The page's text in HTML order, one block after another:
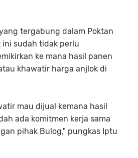
tergabung dalam Poktan
ini sudah tidak perlu
ke mana hasil panen
khawatir harga anjlok di
mau dijual kemana hasil
ada komitmen kerja sama
pihak Bulog," pungkas Iptu